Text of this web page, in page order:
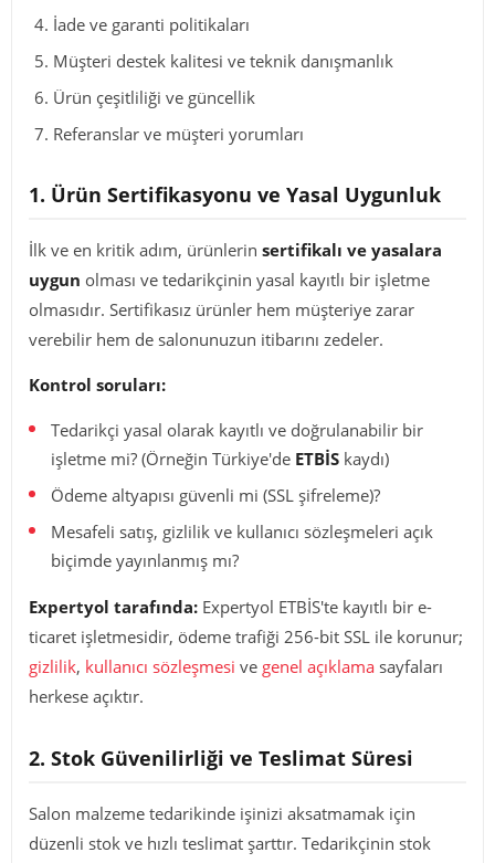
İade ve garanti politikaları
Müşteri destek kalitesi ve teknik danışmanlık
Ürün çeşitliliği ve güncellik
Referanslar ve müşteri yorumları
1. Ürün Sertifikasyonu ve Yasal Uygunluk
İlk ve en kritik adım, ürünlerin sertifikalı ve yasalara
uygun olması ve tedarikçinin yasal kayıtlı bir işletme
olmasıdır. Sertifikasız ürünler hem müşteriye zarar
verebilir hem de salonunuzun itibarını zedeler.
Kontrol soruları:
Tedarikçi yasal olarak kayıtlı ve doğrulanabilir bir
işletme mi? (Örneğin Türkiye'de ETBİS kaydı)
Ödeme altyapısı güvenli mi (SSL şifreleme)?
Mesafeli satış, gizlilik ve kullanıcı sözleşmeleri açık
biçimde yayınlanmış mı?
Expertyol tarafında: Expertyol ETBİS'te kayıtlı bir e-
ticaret işletmesidir, ödeme trafiği 256-bit SSL ile korunur;
gizlilik, kullanıcı sözleşmesi ve genel açıklama sayfaları
herkese açıktır.
2. Stok Güvenilirliği ve Teslimat Süresi
Salon malzeme tedarikinde işinizi aksatmamak için
düzenli stok ve hızlı teslimat şarttır. Tedarikçinin stok